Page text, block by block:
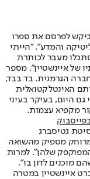
לפרסם את ספרו
והמדע״. "הייתי
מעבר לכותרת
של איינשטיין", מספר
הגרמנית. בד בבד,
האינטלקטואלית
גם היום, בעיקר בעיני
מקפיא עצמות.
גטיסברג
מספיק מהשואה
שלהן". למרות
מוכנים לדון בו״,
איינשטיין במטרה